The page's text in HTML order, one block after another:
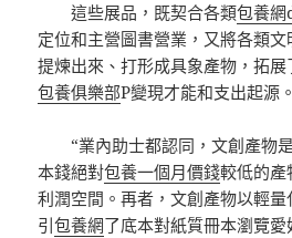
這些展品，既契合各類包養
定位和主營圖書營業，又將各類
提煉出來、打形成具象產物，拓
包養俱樂部P變現才能和支出起源。
“業內助士都認同，文創產物
本錢絕對包養一個月價錢較低的產
利潤空間。再者，文創產物以輕
引包養網了底本對紙質冊本瀏覽